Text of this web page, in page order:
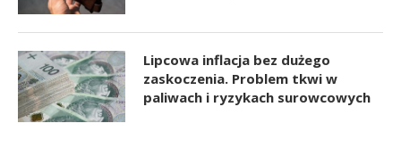
Lipcowa inflacja bez dużego
zaskoczenia. Problem tkwi w
paliwach i ryzykach surowcowych